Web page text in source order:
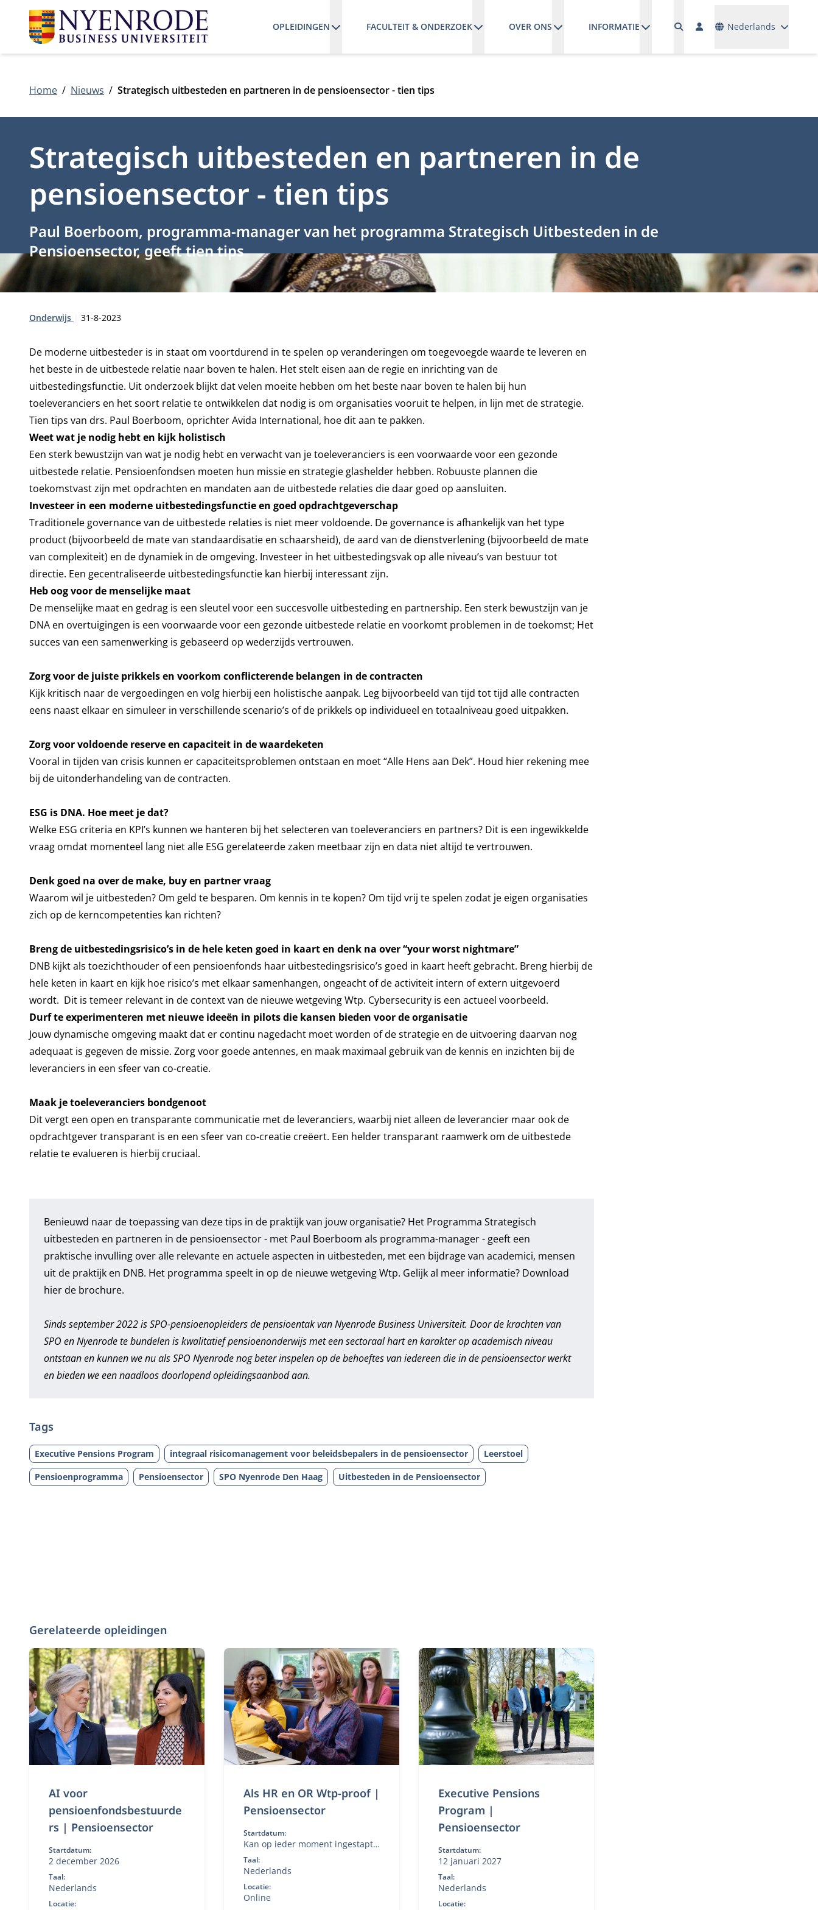
OPLEIDINGEN FACULTEIT & ONDERZOEK OVER ONS INFORMATIE Nederlands
Home Nieuws Strategisch uitbesteden en partneren in de pensioensector - tien tips
Strategisch uitbesteden en partneren in de
pensioensector - tien tips
Paul Boerboom, programma-manager van het programma Strategisch Uitbesteden in de
Pensioensector, geeft tien tips
Type:
Onderwijs Publicatiedatum:
31-8-2023
De moderne uitbesteder is in staat om voortdurend in te spelen op veranderingen om toegevoegde waarde te leveren en
het beste in de uitbestede relatie naar boven te halen. Het stelt eisen aan de regie en inrichting van de
uitbestedingsfunctie. Uit onderzoek blijkt dat velen moeite hebben om het beste naar boven te halen bij hun
toeleveranciers en het soort relatie te ontwikkelen dat nodig is om organisaties vooruit te helpen, in lijn met de strategie.
Tien tips van drs. Paul Boerboom, oprichter Avida International, hoe dit aan te pakken.
Weet wat je nodig hebt en kijk holistisch
Een sterk bewustzijn van wat je nodig hebt en verwacht van je toeleveranciers is een voorwaarde voor een gezonde
uitbestede relatie. Pensioenfondsen moeten hun missie en strategie glashelder hebben. Robuuste plannen die
toekomstvast zijn met opdrachten en mandaten aan de uitbestede relaties die daar goed op aansluiten.
Investeer in een moderne uitbestedingsfunctie en goed opdrachtgeverschap
Traditionele governance van de uitbestede relaties is niet meer voldoende. De governance is afhankelijk van het type
product (bijvoorbeeld de mate van standaardisatie en schaarsheid), de aard van de dienstverlening (bijvoorbeeld de mate
van complexiteit) en de dynamiek in de omgeving. Investeer in het uitbestedingsvak op alle niveau’s van bestuur tot
directie. Een gecentraliseerde uitbestedingsfunctie kan hierbij interessant zijn.
Heb oog voor de menselijke maat
De menselijke maat en gedrag is een sleutel voor een succesvolle uitbesteding en partnership. Een sterk bewustzijn van je
DNA en overtuigingen is een voorwaarde voor een gezonde uitbestede relatie en voorkomt problemen in de toekomst; Het
succes van een samenwerking is gebaseerd op wederzijds vertrouwen.
Zorg voor de juiste prikkels en voorkom conflicterende belangen in de contracten
Kijk kritisch naar de vergoedingen en volg hierbij een holistische aanpak. Leg bijvoorbeeld van tijd tot tijd alle contracten
eens naast elkaar en simuleer in verschillende scenario’s of de prikkels op individueel en totaalniveau goed uitpakken.
Zorg voor voldoende reserve en capaciteit in de waardeketen
Vooral in tijden van crisis kunnen er capaciteitsproblemen ontstaan en moet “Alle Hens aan Dek”. Houd hier rekening mee
bij de uitonderhandeling van de contracten.
ESG is DNA. Hoe meet je dat?
Welke ESG criteria en KPI’s kunnen we hanteren bij het selecteren van toeleveranciers en partners? Dit is een ingewikkelde
vraag omdat momenteel lang niet alle ESG gerelateerde zaken meetbaar zijn en data niet altijd te vertrouwen.
Denk goed na over de make, buy en partner vraag
Waarom wil je uitbesteden? Om geld te besparen. Om kennis in te kopen? Om tijd vrij te spelen zodat je eigen organisaties
zich op de kerncompetenties kan richten?
Breng de uitbestedingsrisico’s in de hele keten goed in kaart en denk na over “your worst nightmare”
DNB kijkt als toezichthouder of een pensioenfonds haar uitbestedingsrisico’s goed in kaart heeft gebracht. Breng hierbij de
hele keten in kaart en kijk hoe risico’s met elkaar samenhangen, ongeacht of de activiteit intern of extern uitgevoerd
wordt. Dit is temeer relevant in de context van de nieuwe wetgeving Wtp. Cybersecurity is een actueel voorbeeld.
Durf te experimenteren met nieuwe ideeën in pilots die kansen bieden voor de organisatie
Jouw dynamische omgeving maakt dat er continu nagedacht moet worden of de strategie en de uitvoering daarvan nog
adequaat is gegeven de missie. Zorg voor goede antennes, en maak maximaal gebruik van de kennis en inzichten bij de
leveranciers in een sfeer van co-creatie.
Maak je toeleveranciers bondgenoot
Dit vergt een open en transparante communicatie met de leveranciers, waarbij niet alleen de leverancier maar ook de
opdrachtgever transparant is en een sfeer van co-creatie creëert. Een helder transparant raamwerk om de uitbestede
relatie te evalueren is hierbij cruciaal.
Benieuwd naar de toepassing van deze tips in de praktijk van jouw organisatie? Het Programma Strategisch
uitbesteden en partneren in de pensioensector- met Paul Boerboom als programma-manager - geeft een
praktische invulling over alle relevante en actuele aspecten in uitbesteden, met een bijdrage van academici, mensen
uit de praktijk en DNB. Het programma speelt in op de nieuwe wetgeving Wtp. Gelijk al meer informatie? Download
hier de brochure.
Sinds september 2022 is SPO-pensioenopleiders de pensioentak van Nyenrode Business Universiteit. Door de krachten van
SPO en Nyenrode te bundelen is kwalitatief pensioenonderwijs met een sectoraal hart en karakter op academisch niveau
ontstaan en kunnen we nu als SPO Nyenrode nog beter inspelen op de behoeftes van iedereen die in de pensioensector werkt
en bieden we een naadloos doorlopend opleidingsaanbod aan.
Tags
Executive Pensions Program integraal risicomanagement voor beleidsbepalers in de pensioensector
Leerstoel
Pensioenprogramma
Pensioensector SPO Nyenrode Den Haag Uitbesteden in de Pensioensector
Gerelateerde opleidingen
AI voor
pensioenfondsbestuurde
rs | Pensioensector
Startdatum:
2 december 2026
Taal:
Nederlands
Locatie:
Als HR en OR Wtp-proof |
Pensioensector
Startdatum:
Kan op ieder moment ingestapt
worden
Taal:
Nederlands
Locatie:
Online
Executive Pensions
Program |
Pensioensector
Startdatum:
12 januari 2027
Taal:
Nederlands
Locatie: